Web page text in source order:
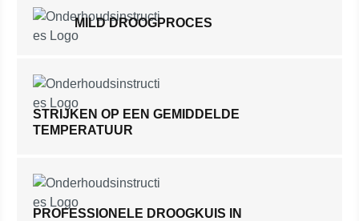
MILD DROOGPROCES
STRIJKEN OP EEN GEMIDDELDE
TEMPERATUUR
PROFESSIONELE DROOGKUIS IN